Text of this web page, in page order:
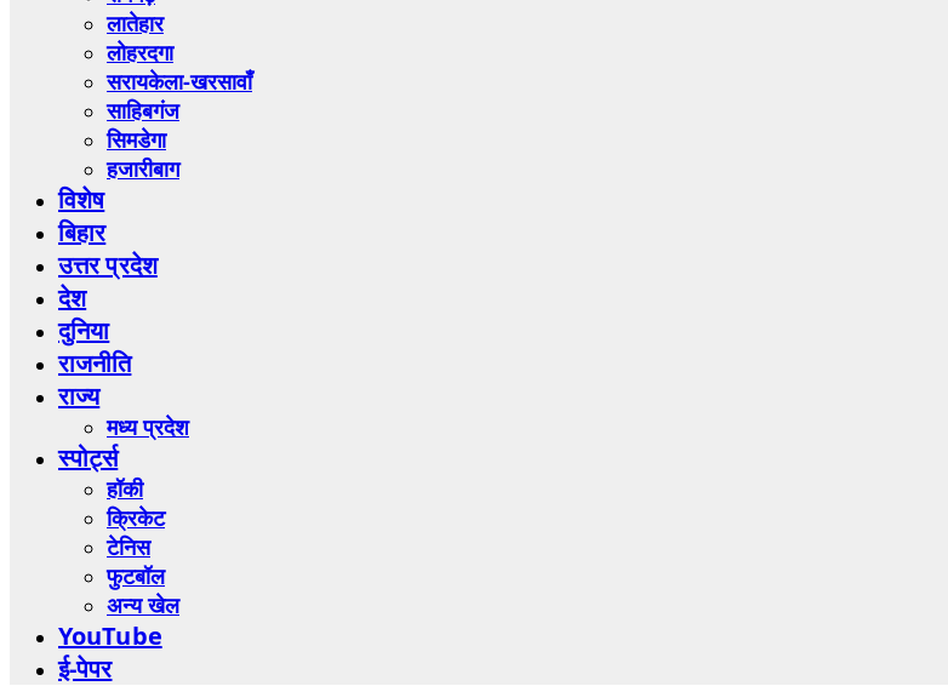
लातेहार
लोहरदगा
सरायकेला-खरसावाँ
साहिबगंज
सिमडेगा
हजारीबाग
विशेष
बिहार
उत्तर प्रदेश
देश
दुनिया
राजनीति
राज्य
मध्य प्रदेश
स्पोर्ट्स
हॉकी
क्रिकेट
टेनिस
फुटबॉल
अन्य खेल
YouTube
ई-पेपर